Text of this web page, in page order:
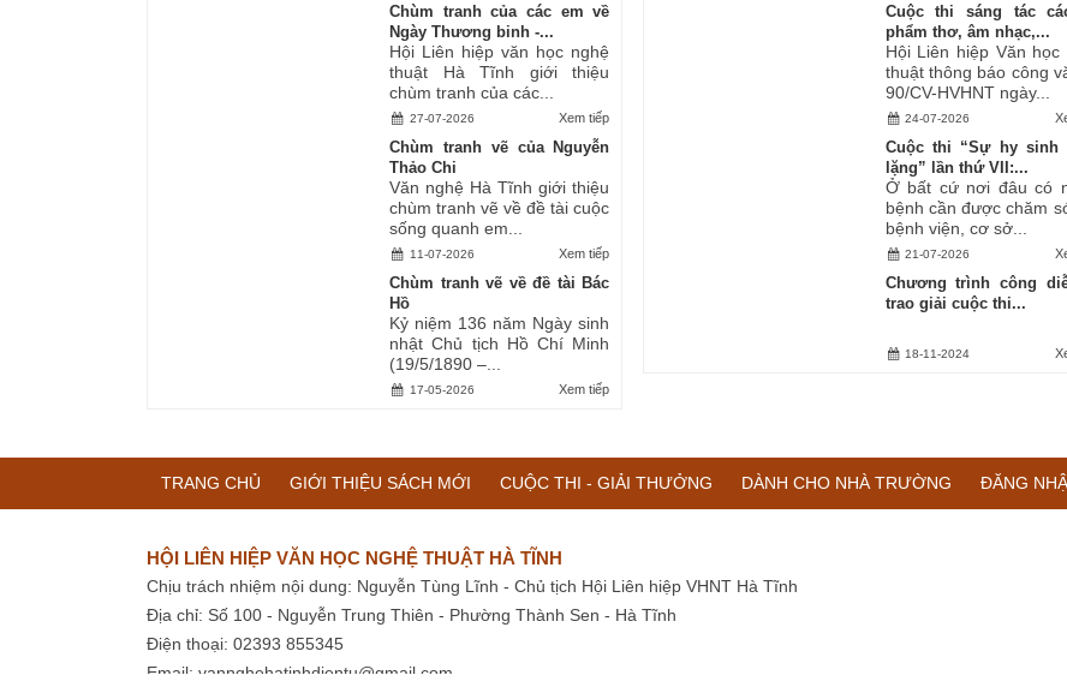
Chùm tranh của các em về
Ngày Thương binh -...
Hội Liên hiệp văn học nghệ
thuật Hà Tĩnh giới thiệu
chùm tranh của các...
Xem tiếp
27-07-2026
Chùm tranh vẽ của Nguyễn
Thảo Chi
Văn nghệ Hà Tĩnh giới thiệu
chùm tranh vẽ về đề tài cuộc
sống quanh em...
Xem tiếp
11-07-2026
Chùm tranh vẽ về đề tài Bác
Hồ
Kỷ niệm 136 năm Ngày sinh
nhật Chủ tịch Hồ Chí Minh
(19/5/1890 –...
Xem tiếp
17-05-2026
Cuộc thi sáng tác
phẩm thơ, âm nhạc,...
Hội Liên hiệp Văn học
thuật thông báo công
90/CV-HVHNT ngày...
24-07-2026
Cuộc thi “Sự hy sinh
lặng” lần thứ VII:...
Ở bất cứ nơi đâu có
bệnh cần được chăm
bệnh viện, cơ sở...
21-07-2026
Chương trình công
trao giải cuộc thi...
18-11-2024
TRANG CHỦ GIỚI THIỆU SÁCH MỚI CUỘC THI - GIẢI THƯỞNG DÀNH CHO NHÀ TRƯỜNG ĐĂNG
HỘI LIÊN HIỆP VĂN HỌC NGHỆ THUẬT HÀ TĨNH
Chịu trách nhiệm nội dung: Nguyễn Tùng Lĩnh - Chủ tịch Hội Liên hiệp VHNT Hà Tĩnh
Địa chỉ: Số 100 - Nguyễn Trung Thiên - Phường Thành Sen - Hà Tĩnh
Điện thoại: 02393 855345
Email: vannghehatinhdientu@gmail.com